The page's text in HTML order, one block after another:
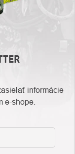
informácie
e-shope.